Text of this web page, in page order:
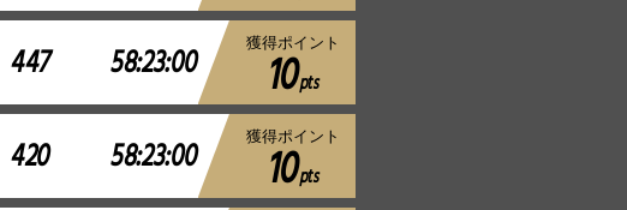
447 58:23:00 獲得ポイント
10pts
420 58:23:00 獲得ポイント
10pts